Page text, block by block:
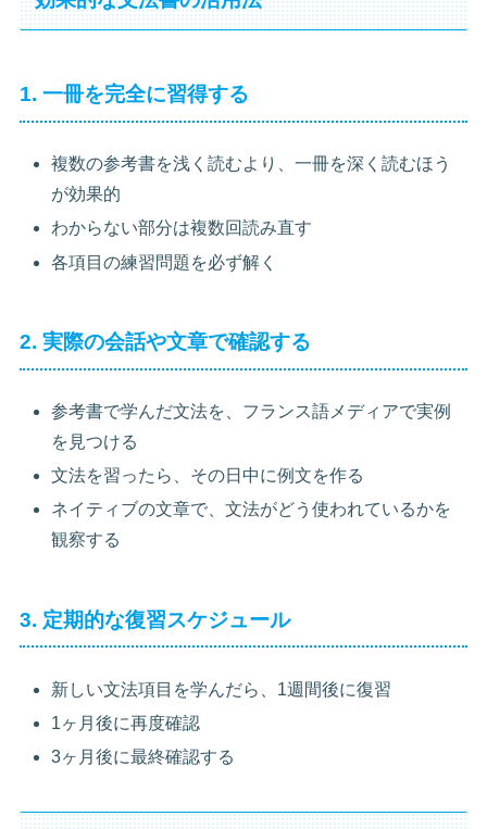
1. 一冊を完全に習得する
複数の参考書を浅く読むより、一冊を深く読むほう
が効果的
わからない部分は複数回読み直す
各項目の練習問題を必ず解く
2. 実際の会話や文章で確認する
参考書で学んだ文法を、フランス語メディアで実例
を見つける
文法を習ったら、その日中に例文を作る
ネイティブの文章で、文法がどう使われているかを
観察する
3. 定期的な復習スケジュール
新しい文法項目を学んだら、1週間後に復習
1ヶ月後に再度確認
3ヶ月後に最終確認する